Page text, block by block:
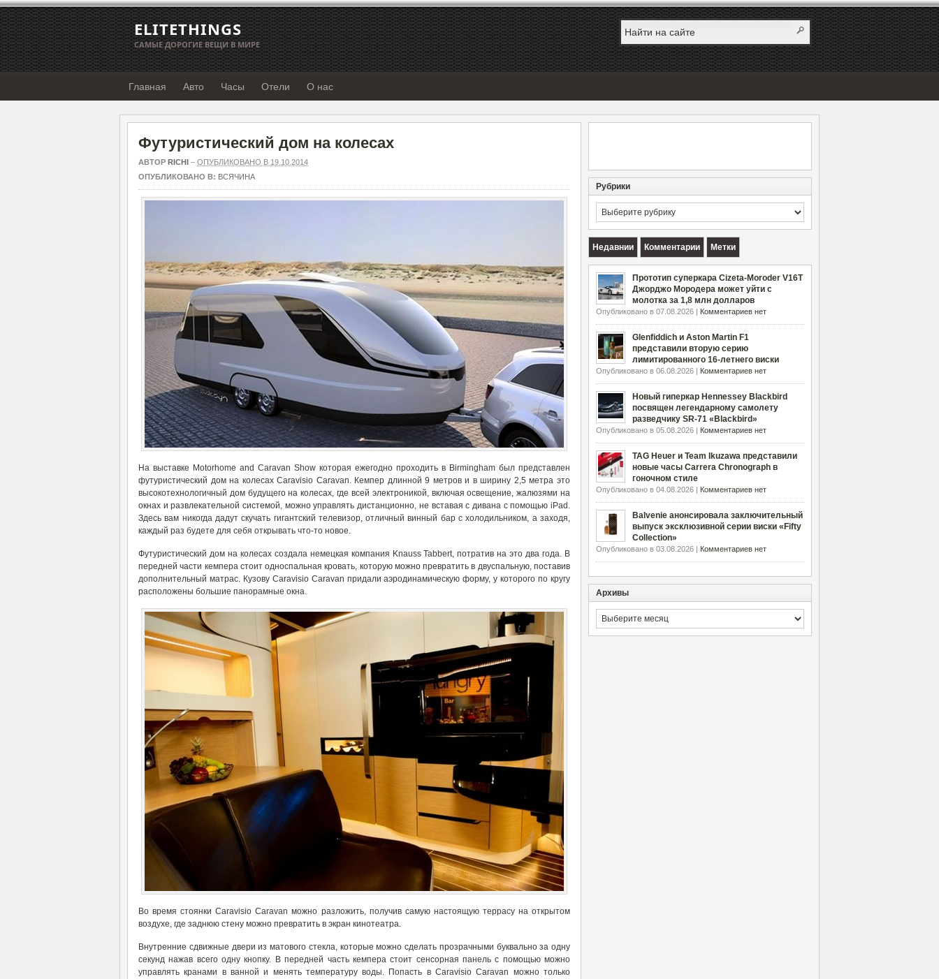
ELITETHINGS
САМЫЕ ДОРОГИЕ ВЕЩИ В МИРЕ
Главная Авто Часы Отели О нас
Футуристический дом на колесах
АВТОР RICHI – ОПУБЛИКОВАНО В 19.10.2014
ОПУБЛИКОВАНО В: ВСЯЧИНА
На выставке Motorhome and Caravan Show которая ежегодно проходить в Birmingham был представлен
футуристический дом на колесах Caravisio Caravan. Кемпер длинной 9 метров и в ширину 2,5 метра это
высокотехнологичный дом будущего на колесах, где всей электроникой, включая освещение, жалюзями на
окнах и развлекательной системой, можно управлять дистанционно, не вставая с дивана с помощью iPad.
Здесь вам никогда дадут скучать гигантский телевизор, отличный винный бар с холодильником, а заходя,
каждый раз будете для себя открывать что-то новое.
Футуристический дом на колесах создала немецкая компания Knauss Tabbert, потратив на это два года. В
передней части кемпера стоит односпальная кровать, которую можно превратить в двуспальную, поставив
дополнительный матрас. Кузову Caravisio Caravan придали аэродинамическую форму, у которого по кругу
расположены большие панорамные окна.
Во время стоянки Caravisio Caravan можно разложить, получив самую настоящую террасу на открытом
воздухе, где заднюю стену можно превратить в экран кинотеатра.
Внутренние сдвижные двери из матового стекла, которые можно сделать прозрачными буквально за одну
секунд нажав всего одну кнопку. В передней часть кемпера стоит сенсорная панель с помощью можно
управлять кранами в ванной и менять температуру воды. Попасть в Caravisio Caravan можно только
Рубрики
Рубрики
Недавнии Комментарии Метки
Прототип суперкара Cizeta-Moroder V16T
Джорджо Мородера может уйти с
молотка за 1,8 млн долларов
Опубликовано в 07.08.2026 | Комментариев нет
Glenfiddich и Aston Martin F1
представили вторую серию
лимитированного 16-летнего виски
Опубликовано в 06.08.2026 | Комментариев нет
Новый гиперкар Hennessey Blackbird
посвящен легендарному самолету
разведчику SR-71 «Blackbird»
Опубликовано в 05.08.2026 | Комментариев нет
TAG Heuer и Team Ikuzawa представили
новые часы Carrera Chronograph в
гоночном стиле
Опубликовано в 04.08.2026 | Комментариев нет
Balvenie анонсировала заключительный
выпуск эксклюзивной серии виски «Fifty
Collection»
Опубликовано в 03.08.2026 | Комментариев нет
Архивы
Архивы